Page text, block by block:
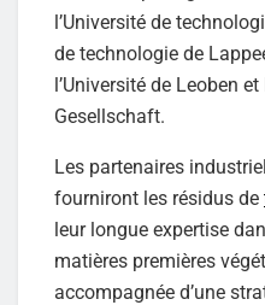
l’Université de
de technologie de
l’Université de Leoben
Gesellschaft.
Les partenaires
fourniront les résidus de
leur longue expertise
matières premières
accompagnée d’une